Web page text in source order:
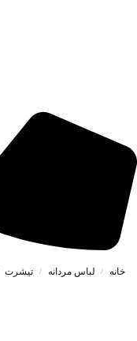
خانه / لباس مردانه / تیشرت